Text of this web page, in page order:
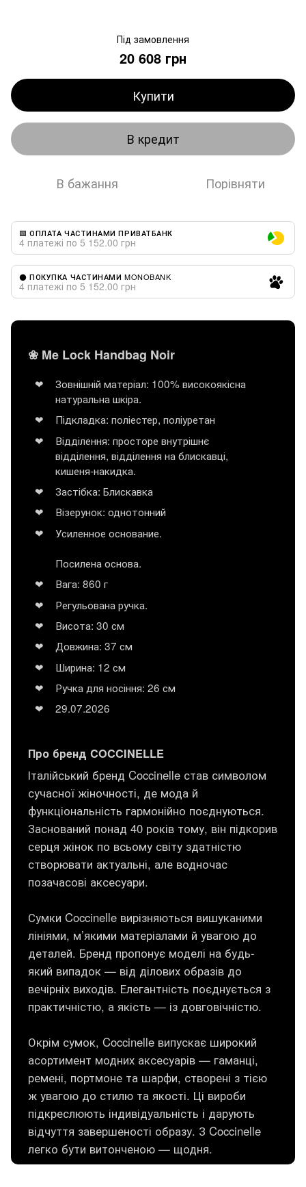
Під замовлення
20 608 грн
Купити
В кредит
В бажання Порівняти
🟩 ОПЛАТА ЧАСТИНАМИ ПРИВАТБАНК
4 платежі по 5 152.00 грн
⚫ ПОКУПКА ЧАСТИНАМИ MONOBANK
4 платежі по 5 152.00 грн
❀ Me Lock Handbag Noir
Зовнішній матеріал: 100% високоякісна
натуральна шкіра.
Підкладка: поліестер, поліуретан
Відділення: просторе внутрішнє
відділення, відділення на блискавці,
кишеня-накидка.
Застібка: Блискавка
Візерунок: однотонний
Усиленное основание.
Посилена основа.
Вага: 860 г
Регульована ручка.
Висота: 30 см
Довжина: 37 см
Ширина: 12 см
Ручка для носіння: 26 см
29.07.2026
Про бренд COCCINELLE
Італійський бренд Coccinelle став символом
сучасної жіночності, де мода й
функціональність гармонійно поєднуються.
Заснований понад 40 років тому, він підкорив
серця жінок по всьому світу здатністю
створювати актуальні, але водночас
позачасові аксесуари.
Сумки Coccinelle вирізняються вишуканими
лініями, м’якими матеріалами й увагою до
деталей. Бренд пропонує моделі на будь-
який випадок — від ділових образів до
вечірніх виходів. Елегантність поєднується з
практичністю, а якість — із довговічністю.
Окрім сумок, Coccinelle випускає широкий
асортимент модних аксесуарів — гаманці,
ремені, портмоне та шарфи, створені з тією
ж увагою до стилю та якості. Ці вироби
підкреслюють індивідуальність і дарують
відчуття завершеності образу. З Coccinelle
легко бути витонченою — щодня.